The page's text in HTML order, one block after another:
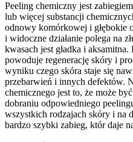
Peeling chemiczny jest
lub więcej substancji
odnowy komórkowej i głębokie
i widoczne działanie polega na
kwasach jest gładka i aksamitna.
powoduje regenerację skóry i
wyniku czego skóra staje się
przebarwień i innych defektów.
chemicznego jest to, że może
dobraniu odpowiedniego
wszystkich rodzajach skóry i na
bardzo szybki zabieg, któr daje